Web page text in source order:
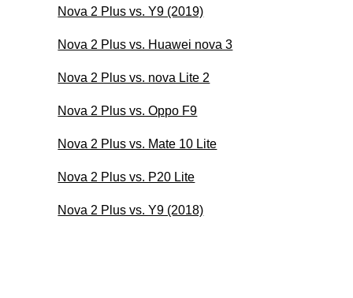
Nova 2 Plus vs. Y9 (2019)
Nova 2 Plus vs. Huawei nova 3
Nova 2 Plus vs. nova Lite 2
Nova 2 Plus vs. Oppo F9
Nova 2 Plus vs. Mate 10 Lite
Nova 2 Plus vs. P20 Lite
Nova 2 Plus vs. Y9 (2018)